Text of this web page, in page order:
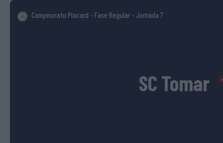
Campeonato Placard - Fase Regular - Jornada 7
SC Tomar